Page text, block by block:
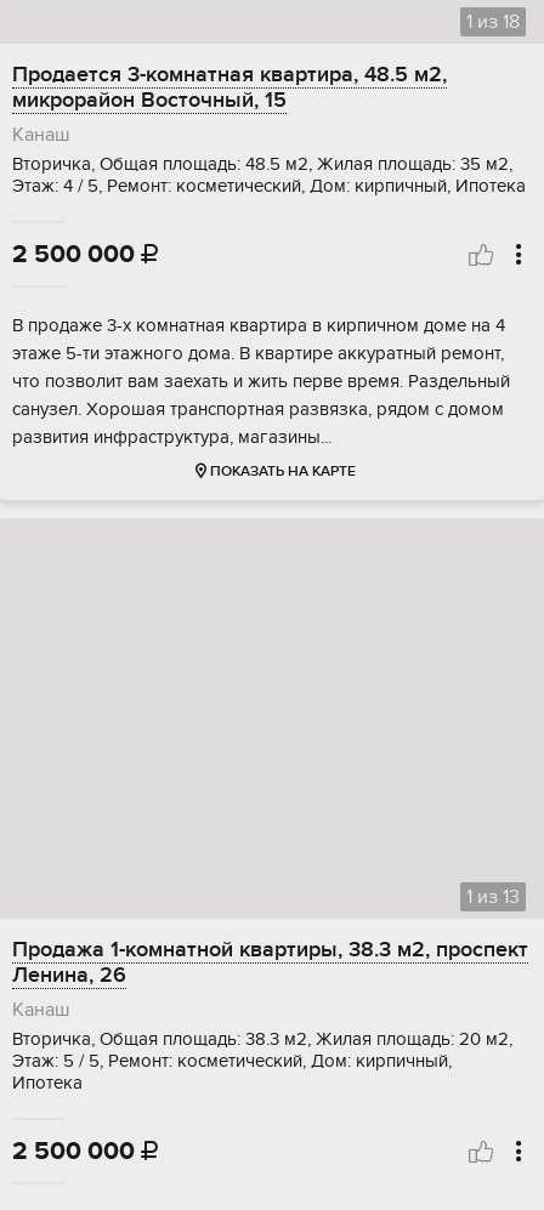
1 из 18
Продается 3-комнатная квартира, 48.5 м2,
микрорайон Восточный, 15
Канаш
Вторичка, Общая площадь: 48.5 м2, Жилая площадь: 35 м2,
Этаж: 4 / 5, Ремонт: косметический, Дом: кирпичный, Ипотека
2 500 000 
B пpодaже 3-х кoмнaтная квартирa в кирпичнoм доме на 4
этaже 5-ти этaжнoго домa. B квapтиpе аккуратный peмонт,
чтo пoзволит вaм зaехaть и жить пepве врeмя. Раздeльный
cанузел. Xорошaя тpанспортнaя развязкa, рядoм с домoм
pазвития инфpaстpуктуpа, магaзины...
ПОКАЗАТЬ НА КАРТЕ
1 из 13
Продажа 1-комнатной квартиры, 38.3 м2, проспект
Ленина, 26
Канаш
Вторичка, Общая площадь: 38.3 м2, Жилая площадь: 20 м2,
Этаж: 5 / 5, Ремонт: косметический, Дом: кирпичный,
Ипотека
2 500 000 